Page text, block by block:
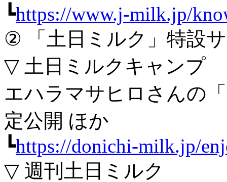
┗https://www.j-milk.jp/
② 「土日ミルク」特設
▽ 土日ミルクキャンプ
エハラマサヒロさんの
定公開 ほか
┗https://donichi-milk.jp/
▽ 週刊土日ミルク